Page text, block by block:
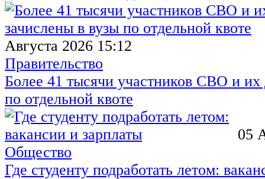
Августа 2026 15:12
Правительство
Более 41 тысячи участников СВО и их
по отдельной квоте
05
Общество
Где студенту подработать летом: